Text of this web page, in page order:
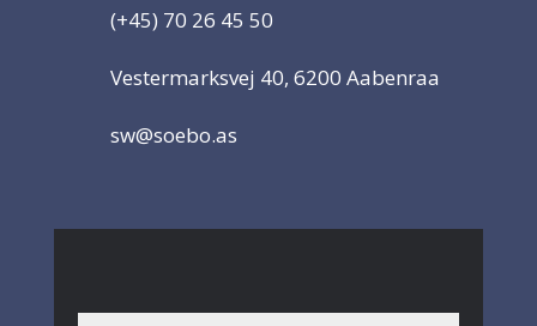
(+45) 70 26 45 50
Vestermarksvej 40, 6200 Aabenraa
sw@soebo.as